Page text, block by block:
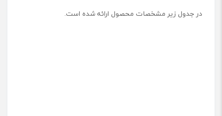
در جدول زیر مشخصات محصول ارائه شده است.